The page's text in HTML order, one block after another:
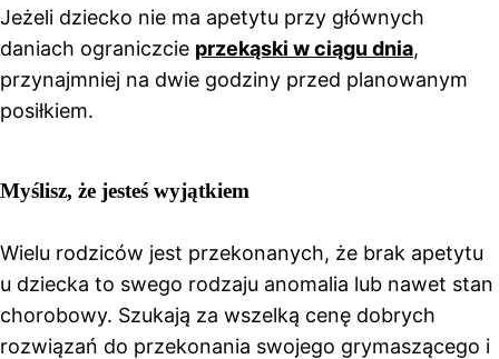
Jeżeli dziecko nie ma apetytu przy głównych
daniach ograniczcie przekąski w ciągu dnia,
przynajmniej na dwie godziny przed planowanym
posiłkiem.
Myślisz, że jesteś wyjątkiem
Wielu rodziców jest przekonanych, że brak apetytu
u dziecka to swego rodzaju anomalia lub nawet stan
chorobowy. Szukają za wszelką cenę dobrych
rozwiązań do przekonania swojego grymaszącego i